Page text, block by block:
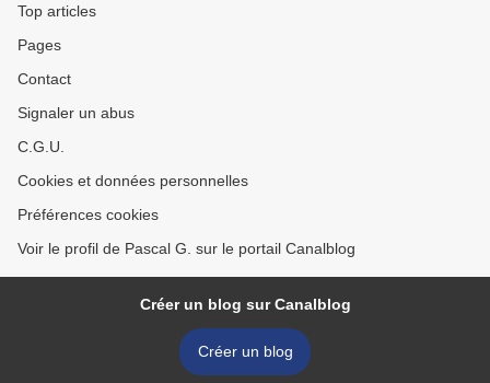
Top articles
Pages
Contact
Signaler un abus
C.G.U.
Cookies et données personnelles
Préférences cookies
Voir le profil de Pascal G. sur le portail Canalblog
Créer un blog sur Canalblog
Créer un blog